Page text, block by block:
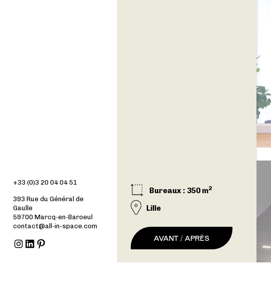
+33 (0)3 20 04 04 51
393 Rue du Général de
Gaulle
59700 Marcq-en-Baroeul
contact@all-in-space.com
Instagram
LinkedIn
Pinterest
Bureaux: 350 m2
Lille
AVANT / APRÈS